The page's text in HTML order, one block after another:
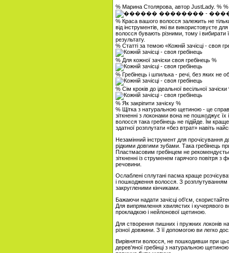
% Марина Столярова, автор JustLady. %
% Краса вашого волосся залежить не
від інструментів, які ви використовуєте
волосся бувають різними, тому і вибирати
результату.
% Статті за темою «Кожній зачісці - своя
% Для кожної зачіски своя гребінець %
% Гребінець і шпилька - речі, без яких не
% Сім кроків до ідеальної весільної зачіски
% Як закріпити зачіску %
% Щітка з натуральною щетиною - це
зіткненні з локонами вона не пошкоджує
волосся така гребінець не підійде. Їм
здатної розплутати «без втрат» навіть
Незамінний інструмент для прочісування
рідкими довгими зубами. Така гребінець
Пластмасовим гребінцем не
зіткненні із струменем гарячого повітря з
речовини.
Ослаблені сплутані пасма краще
і пошкодження волосся. З розплутуванням
закругленими кінчиками.
Бажаючи надати зачісці об'єм,
Для випрямлення хвилястих і кучерявого
прокладкою і нейлонової щетиною.
Для створення пишних і пружних локонів
різної довжини. З її допомогою ви легко
Вирівняти волосся, не пошкодивши при
дерев'яної гребінці з натуральною